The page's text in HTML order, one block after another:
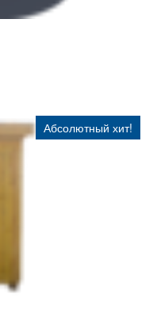
Абсолютный хит!